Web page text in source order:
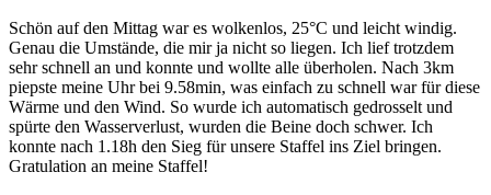
Schön auf den Mittag war es wolkenlos, 25°C und leicht windig.
Genau die Umstände, die mir ja nicht so liegen. Ich lief trotzdem
sehr schnell an und konnte und wollte alle überholen. Nach 3km
piepste meine Uhr bei 9.58min, was einfach zu schnell war für diese
Wärme und den Wind. So wurde ich automatisch gedrosselt und
spürte den Wasserverlust, wurden die Beine doch schwer. Ich
konnte nach 1.18h den Sieg für unsere Staffel ins Ziel bringen.
Gratulation an meine Staffel!